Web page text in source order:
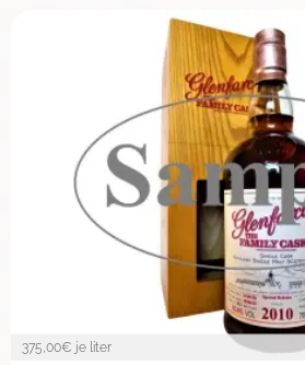
375,00€ je liter